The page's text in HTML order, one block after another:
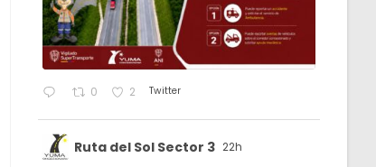
0 2 Twitter
Ruta del Sol Sector 3 22h